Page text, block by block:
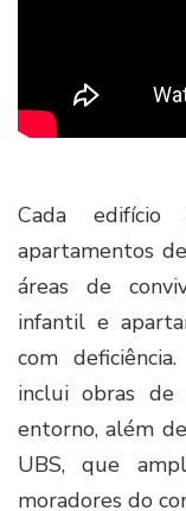
Cada edifício
apartamentos
áreas de
infantil e
com
inclui obras de
entorno, além
UBS, que
moradores do